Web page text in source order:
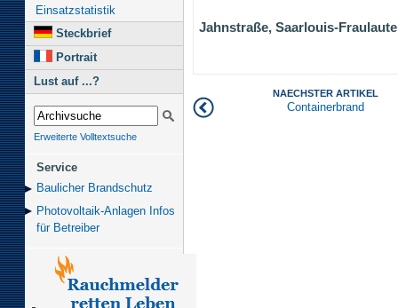
Einsatzstatistik
Steckbrief
Portrait
Lust auf ...?
Erweiterte Volltextsuche
Service
Baulicher Brand­schutz
Photovoltaik-Anlagen Infos
für Betreiber
Jahnstraße, Saarlouis-
NAECHSTER ARTIKEL
Containerbrand